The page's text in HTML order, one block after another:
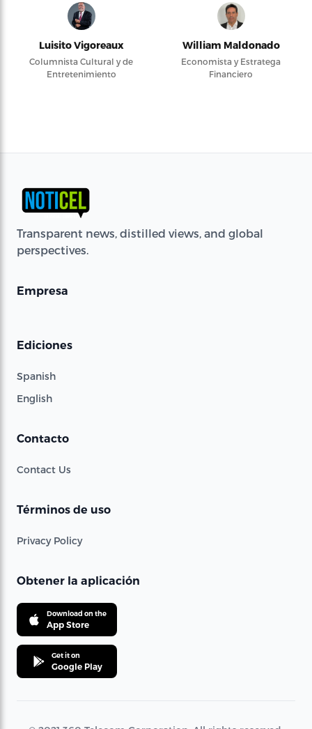
Luisito Vigoreaux
Columnista Cultural y de
Entretenimiento
William Maldonado
Economista y Estratega
Financiero
Transparent news, distilled views, and global
perspectives.
Empresa
Ediciones
Spanish
English
Contacto
Contact Us
Términos de uso
Privacy Policy
Obtener la aplicación
Download on the
App Store
Get it on
Google Play